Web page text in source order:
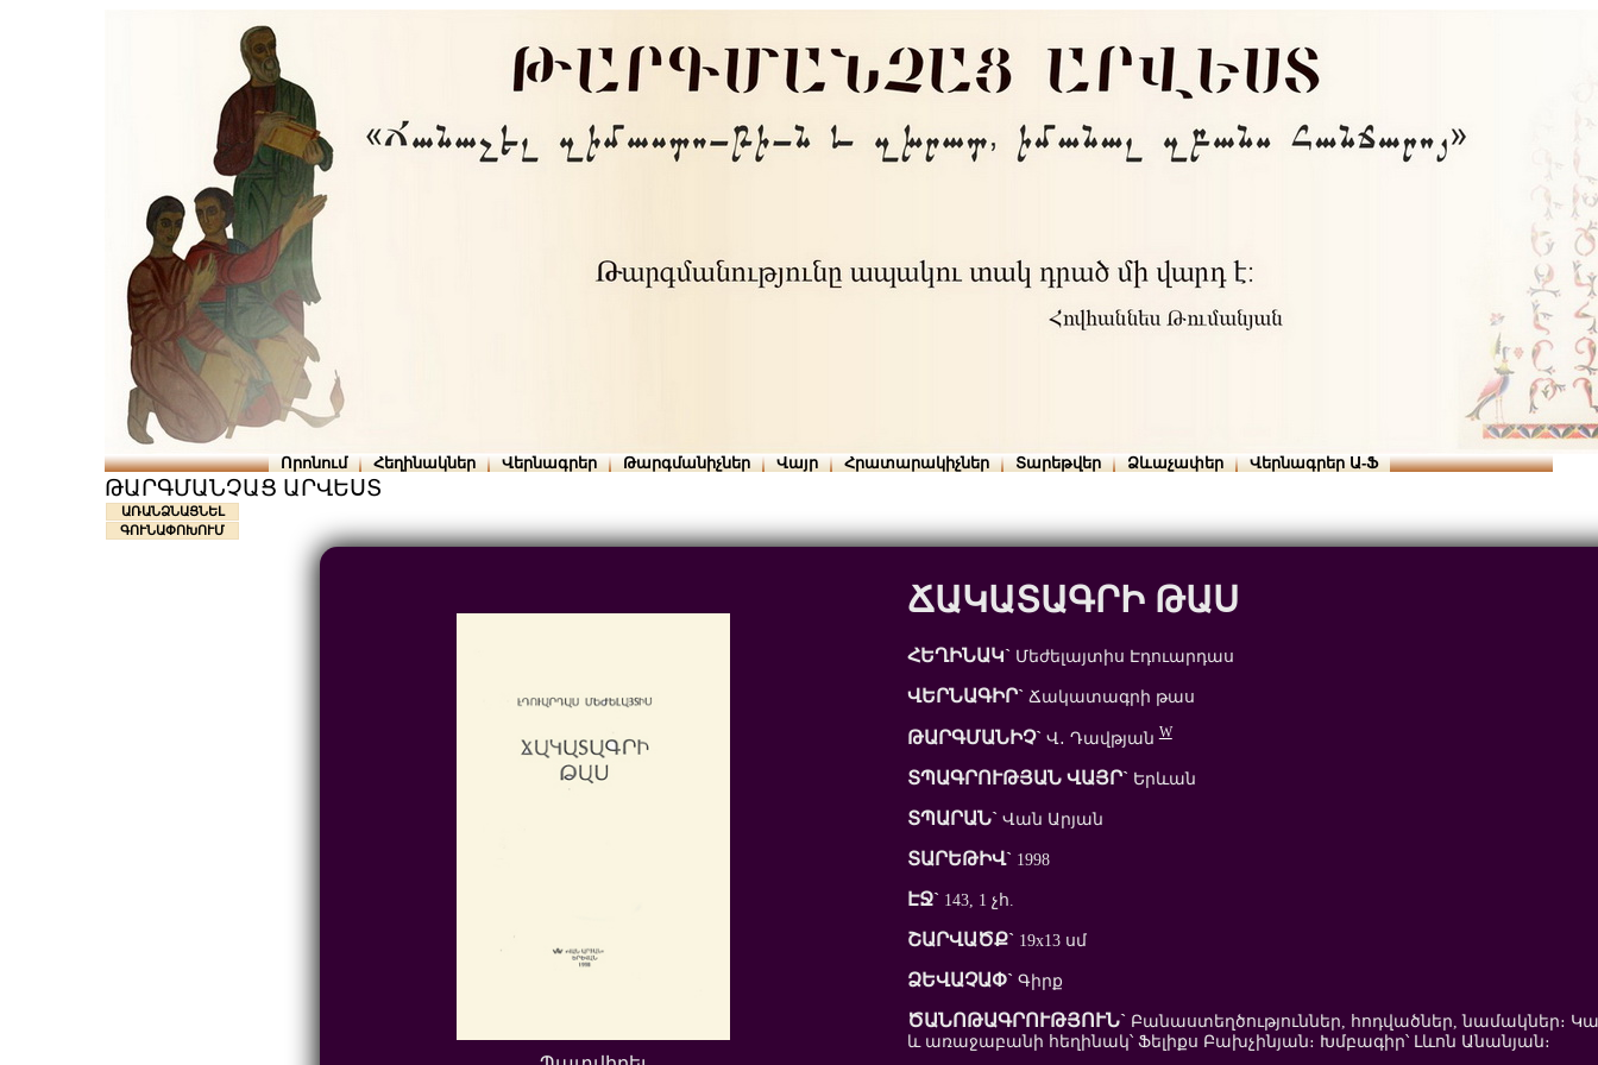
Որոնում Հեղինակներ Վերնագրեր Թարգմանիչներ Վայր Հրատարակիչներ Տարեթվեր Ձևաչափեր Վերնագրեր Ա-Ֆ
ԹԱՐԳՄԱՆՉԱՑ ԱՐՎԵՍՏ
ԱՌԱՆՁՆԱՑՆԵԼ
ԳՈՒՆԱՓՈԽՈՒՄ
ՃԱԿԱՏԱԳՐԻ ԹԱՍ
ՀԵՂԻՆԱԿ` Մեժելայտիս Էդուարդաս
ՎԵՐՆԱԳԻՐ` Ճակատագրի թաս
ԹԱՐԳՄԱՆԻՉ` Վ․ ԴավթյանW
ՏՊԱԳՐՈՒԹՅԱՆ ՎԱՅՐ` Երևան
ՏՊԱՐԱՆ` Վան Արյան
ՏԱՐԵԹԻՎ` 1998
ԷՋ` 143, 1 չհ.
ՇԱՐՎԱԾՔ` 19x13 սմ
ՁԵՎԱՉԱՓ` Գիրք
ԾԱՆՈԹԱԳՐՈՒԹՅՈՒՆ` Բանաստեղծություններ, հոդվածներ, նամակներ։
և առաջաբանի հեղինակ՝ Ֆելիքս Բախչինյան։ Խմբագիր՝ Լևոն Անանյան։